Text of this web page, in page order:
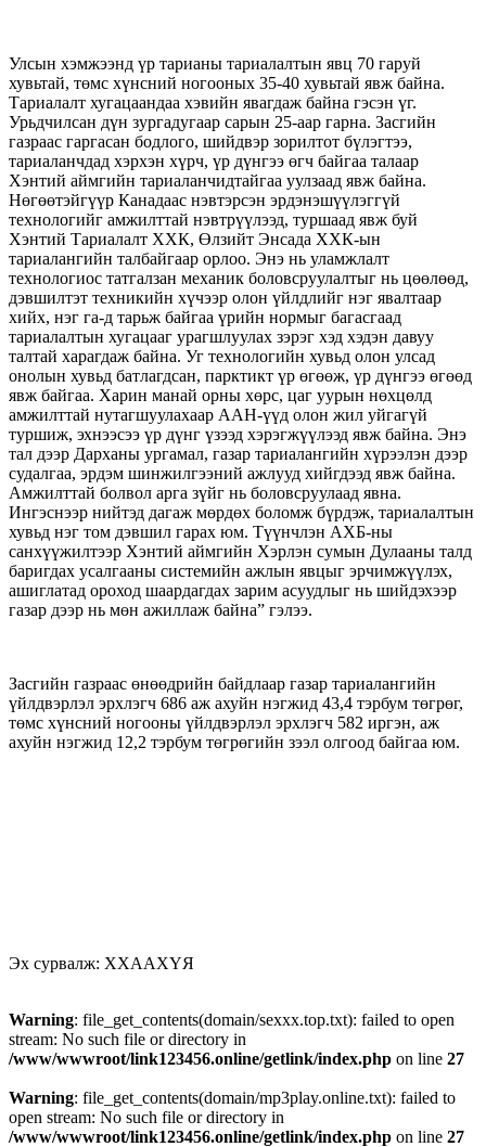
Улсын хэмжээнд үр тарианы тариалалтын явц 70 гаруй
хувьтай, төмс хүнсний ногооных 35-40 хувьтай явж байна.
Тариалалт хугацаандаа хэвийн явагдаж байна гэсэн үг.
Урьдчилсан дүн зургадугаар сарын 25-аар гарна. Засгийн
газраас гаргасан бодлого, шийдвэр зорилтот бүлэгтээ,
тариаланчдад хэрхэн хүрч, үр дүнгээ өгч байгаа талаар
Хэнтий аймгийн тариаланчидтайгаа уулзаад явж байна.
Нөгөөтэйгүүр Канадаас нэвтэрсэн эрдэнэшүүлэггүй
технологийг амжилттай нэвтрүүлээд, туршаад явж буй
Хэнтий Тариалалт ХХК, Өлзийт Энсада ХХК-ын
тариалангийн талбайгаар орлоо. Энэ нь уламжлалт
технологиос татгалзан механик боловсруулалтыг нь цөөлөөд,
дэвшилтэт техникийн хүчээр олон үйлдлийг нэг явалтаар
хийх, нэг га-д тарьж байгаа үрийн нормыг багасгаад
тариалалтын хугацааг урагшлуулах зэрэг хэд хэдэн давуу
талтай харагдаж байна. Уг технологийн хувьд олон улсад
онолын хувьд батлагдсан, парктикт үр өгөөж, үр дүнгээ өгөөд
явж байгаа. Харин манай орны хөрс, цаг уурын нөхцөлд
амжилттай нутагшуулахаар ААН-үүд олон жил уйгагүй
туршиж, эхнээсээ үр дүнг үзээд хэрэгжүүлээд явж байна. Энэ
тал дээр Дарханы ургамал, газар тариалангийн хүрээлэн дээр
судалгаа, эрдэм шинжилгээний ажлууд хийгдээд явж байна.
Амжилттай болвол арга зүйг нь боловсруулаад явна.
Ингэснээр нийтэд дагаж мөрдөх боломж бүрдэж, тариалалтын
хувьд нэг том дэвшил гарах юм. Түүнчлэн АХБ-ны
санхүүжилтээр Хэнтий аймгийн Хэрлэн сумын Дулааны талд
баригдах усалгааны системийн ажлын явцыг эрчимжүүлэх,
ашиглатад ороход шаардагдах зарим асуудлыг нь шийдэхээр
газар дээр нь мөн ажиллаж байна” гэлээ.
Засгийн газраас өнөөдрийн байдлаар газар тариалангийн
үйлдвэрлэл эрхлэгч 686 аж ахуйн нэгжид 43,4 тэрбум төгрөг,
төмс хүнсний ногооны үйлдвэрлэл эрхлэгч 582 иргэн, аж
ахуйн нэгжид 12,2 тэрбум төгрөгийн зээл олгоод байгаа юм.
Эх сурвалж: ХХААХҮЯ
Warning: file_get_contents(domain/sexxx.top.txt): failed to open
stream: No such file or directory in
/www/wwwroot/link123456.online/getlink/index.php on line 27
Warning: file_get_contents(domain/mp3play.online.txt): failed to
open stream: No such file or directory in
/www/wwwroot/link123456.online/getlink/index.php on line 27